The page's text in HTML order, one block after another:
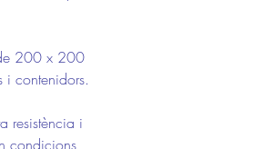
200 x 200
i contenidors.
resistència i
condicions